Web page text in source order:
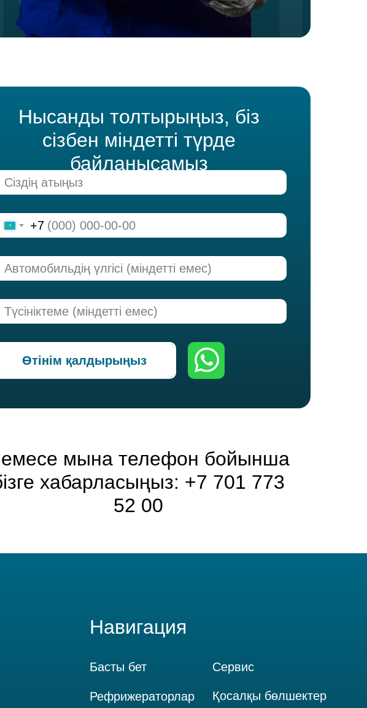
Нысанды толтырыңыз, біз
сізбен міндетті түрде
байланысамыз
+7
Өтінім қалдырыңыз
мына телефон бойынша
хабарласыңыз: +7 701 773
52 00
Навигация
Басты бет
Қосалқы бөлшектер
Сервис
Рефрижераторлар